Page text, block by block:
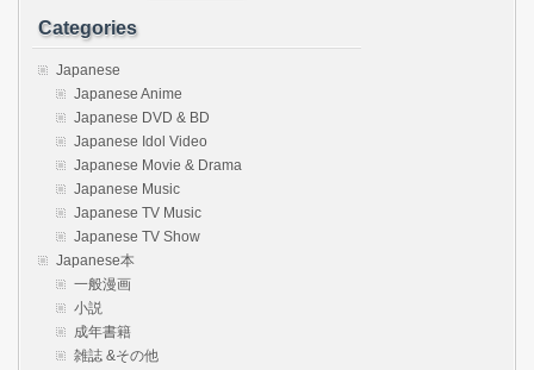
Categories
Japanese
Japanese Anime
Japanese DVD & BD
Japanese Idol Video
Japanese Movie & Drama
Japanese Music
Japanese TV Music
Japanese TV Show
Japanese本
一般漫画
小説
成年書籍
雑誌 &その他